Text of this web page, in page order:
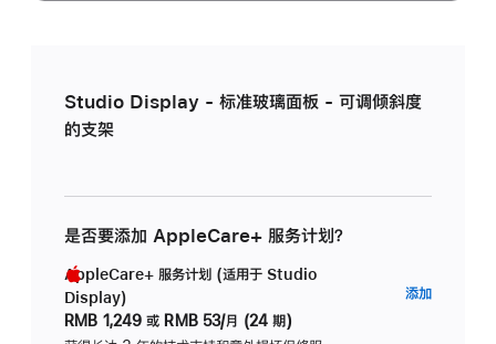
Studio Display - 标准玻璃面板 - 可调倾斜度
的支架
是否要添加 AppleCare+ 服务计划？
AppleCare+ 服务计划 (适用于 Studio
Display)
RMB 1,249 或 RMB 53/月 (24 期)
添加